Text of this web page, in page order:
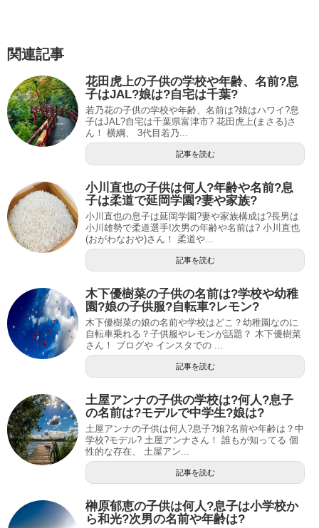
関連記事
花田虎上の子供の学校や年齢、名前?息
子はJAL?娘は?自宅は千葉?
若乃花の子供の学校や年齢、名前は?娘はハワイ?息
子はJAL?自宅は千葉県富津市? 花田虎上(まさる)さ
ん！ 横綱、 3代目若乃...
記事を読む
小川直也の子供は何人?年齢や名前?息
子は柔道で延岡学園?妻や家族?
小川直也の息子は延岡学園?妻や家族構成は?長男は
小川雄勢で柔道選手!次男の年齢や名前は? 小川直也
(おがわなおや)さん！ 柔道や...
記事を読む
木下優樹菜の子供の名前は?学校や幼稚
園?娘の子供服?自転車?レモン?
木下優樹菜の娘の名前や学校はどこ？幼稚園なのに
自転車乗れる？子供服やレモンが話題？ 木下優樹菜
さん！ ブログや インスタでの ...
記事を読む
土屋アンナの子供の学校は?何人?息子
の名前は?モデルで中学生?娘は?
土屋アンナの子供は何人?息子?娘?名前や年齢は？中
学校?モデル? 土屋アンナさん！ 誰もが知ってる 個
性的な存在、 土屋アン...
記事を読む
榊原郁恵の子供は何人?息子は小学校か
ら和光?次男の名前や年齢は?